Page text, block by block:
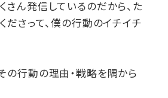
さん発信しているのだから、た
ださって、僕の行動のイチイチ
の行動の理由・戦略を隅から